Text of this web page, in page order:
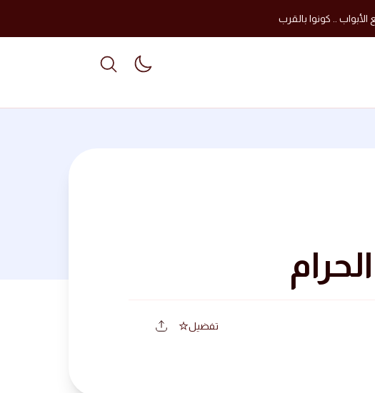
.. كونوا بالقرب
dark mode
تفضيل